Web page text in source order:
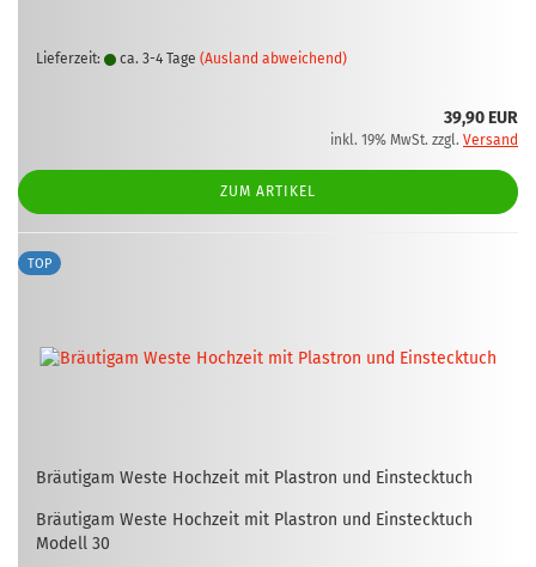
Lieferzeit: ca. 3-4 Tage (Ausland abweichend)
39,90 EUR
inkl. 19% MwSt. zzgl. Versand
ZUM ARTIKEL
TOP
Bräu­ti­gam Weste Hoch­zeit mit Plas­tron und Ein­steck­tuch
Bräu­ti­gam Weste Hoch­zeit mit Plas­tron und Ein­steck­tuch
Mo­dell 30